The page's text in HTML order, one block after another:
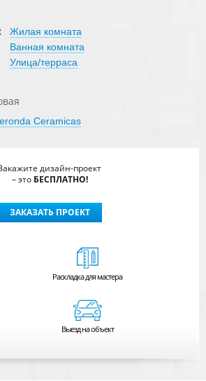
Жилая комната
Ванная комната
Улица/терраса
Ceramicas
дизайн-проект
– это БЕСПЛАТНО!
ЗАКАЗАТЬ ПРОЕКТ
Раскладка для мастера
Выезд на объект